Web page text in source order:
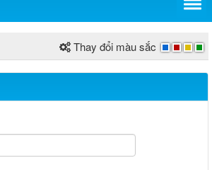
Thay đổi màu sắc